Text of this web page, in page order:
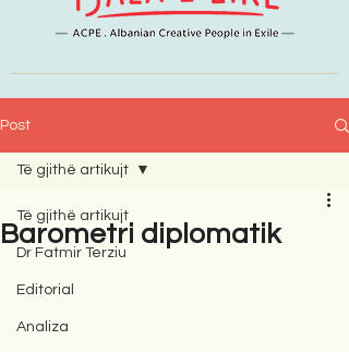
Post
Të gjithë artikujt
Dr Fatmir Terziu
Editorial
Analiza
Të gjithë artikujt
Barometri diplomatik